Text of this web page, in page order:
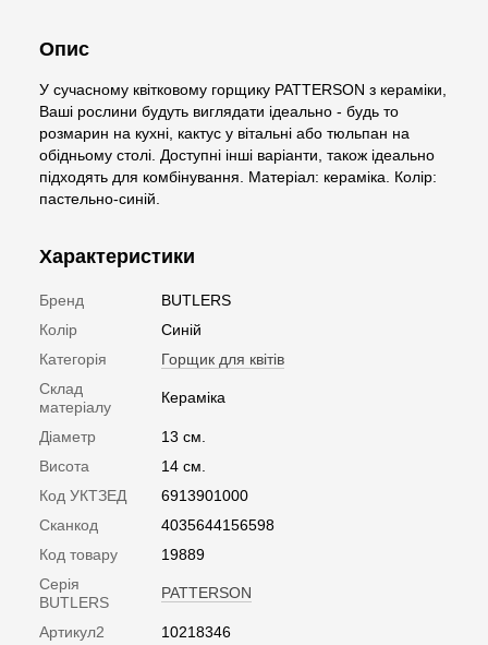
Опис
У сучасному квітковому горщику PATTERSON з кераміки,
Ваші рослини будуть виглядати ідеально - будь то
розмарин на кухні, кактус у вітальні або тюльпан на
обідньому столі. Доступні інші варіанти, також ідеально
підходять для комбінування. Матеріал: кераміка. Колір:
пастельно-синій.
Характеристики
Бренд
BUTLERS
Колір
Синій
Категорія
Горщик для квітів
Склад
матеріалу
Кераміка
Діаметр
13 см.
Висота
14 см.
Код УКТЗЕД
6913901000
Сканкод
4035644156598
Код товару
19889
Серія
BUTLERS
PATTERSON
Артикул2 10218346